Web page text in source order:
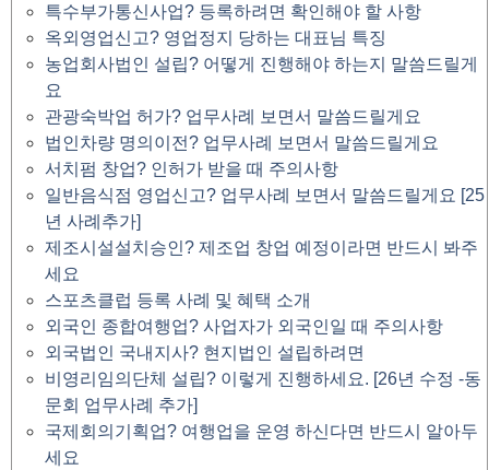
특수부가통신사업? 등록하려면 확인해야 할 사항
옥외영업신고? 영업정지 당하는 대표님 특징
농업회사법인 설립? 어떻게 진행해야 하는지 말씀드릴게
요
관광숙박업 허가? 업무사례 보면서 말씀드릴게요
법인차량 명의이전? 업무사례 보면서 말씀드릴게요
서치펌 창업? 인허가 받을 때 주의사항
일반음식점 영업신고? 업무사례 보면서 말씀드릴게요 [25
년 사례추가]
제조시설설치승인? 제조업 창업 예정이라면 반드시 봐주
세요
스포츠클럽 등록 사례 및 혜택 소개
외국인 종합여행업? 사업자가 외국인일 때 주의사항
외국법인 국내지사? 현지법인 설립하려면
비영리임의단체 설립? 이렇게 진행하세요. [26년 수정 -동
문회 업무사례 추가]
국제회의기획업? 여행업을 운영 하신다면 반드시 알아두
세요